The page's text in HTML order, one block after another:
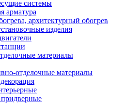
системы
арматура
архитектурный обогрев
изделия
материалы
отделочные материалы